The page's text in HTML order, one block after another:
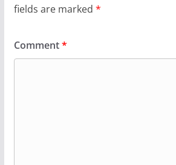
fields are marked *
Comment*